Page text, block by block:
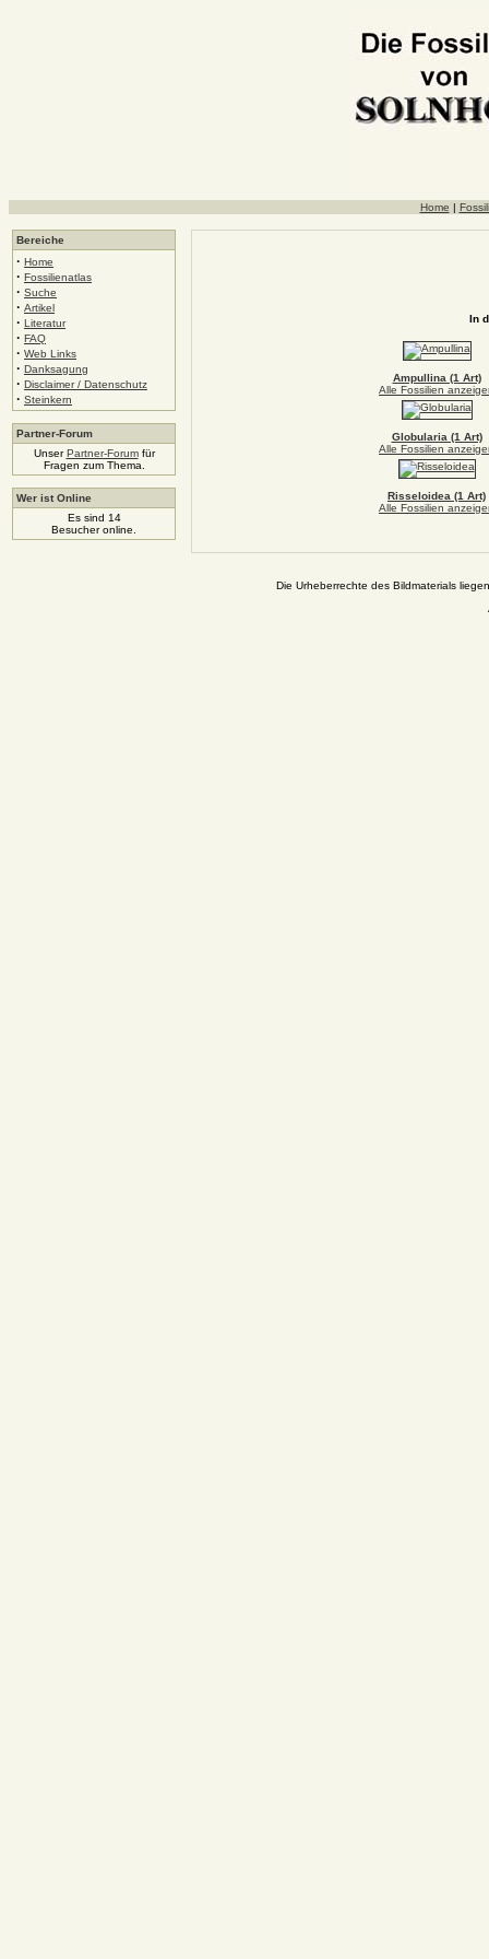
Home |
Bereiche
· Home
· Fossilienatlas
· Suche
· Artikel
· Literatur
· FAQ
· Web Links
· Danksagung
· Disclaimer / Datenschutz
· Steinkern
Partner-Forum
UnserPartner-Forumfür
Fragen zum Thema.
Wer ist Online
Es sind 14
Besucher online.
In
Ampullina (1 Art)
Alle Fossilien
Globularia (1 Art)
Alle Fossilien
Risseloidea (1 Art)
Alle Fossilien
Die Urheberrechte des Bildmaterials